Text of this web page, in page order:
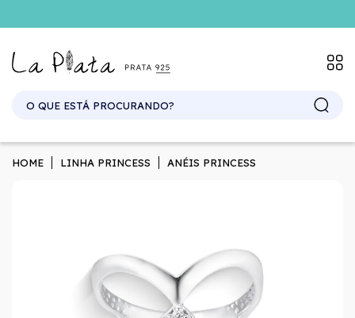
HOME LINHA PRINCESS ANÉIS PRINCESS